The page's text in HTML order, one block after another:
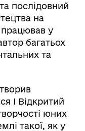
послідовний
на
працював у
багатьох
та
І Відкритий
юних
такої, як у